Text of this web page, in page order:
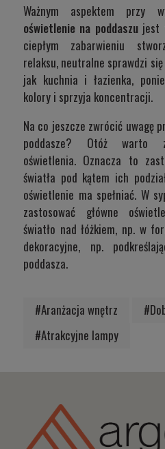
Ważnym aspektem przy
oświetlenie na poddaszu jest
ciepłym zabarwieniu
relaksu, neutralne sprawdzi
jak kuchnia i łazienka,
kolory i sprzyja koncentracji.
Na co jeszcze zwrócić uwagę
poddasze? Otóż warto
oświetlenia. Oznacza to
światła pod kątem ich
oświetlenie ma spełniać. W
zastosować główne
światło nad łóżkiem, np. w
dekoracyjne, np.
poddasza.
#Aranżacja wnętrz
#Atrakcyjne lampy